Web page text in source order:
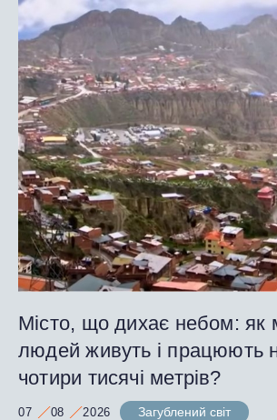
Місто, що дихає небом: як
людей живуть і працюють
чотири тисячі метрів?
07 08 2026
Загублений світ